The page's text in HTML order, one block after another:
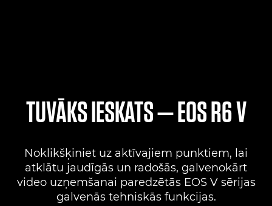
TUVĀKS IESKATS — EOS R6 V
Noklikšķiniet uz aktīvajiem punktiem, lai
atklātu jaudīgās un radošās, galvenokārt
video uzņemšanai paredzētās EOS V sērijas
galvenās tehniskās funkcijas.